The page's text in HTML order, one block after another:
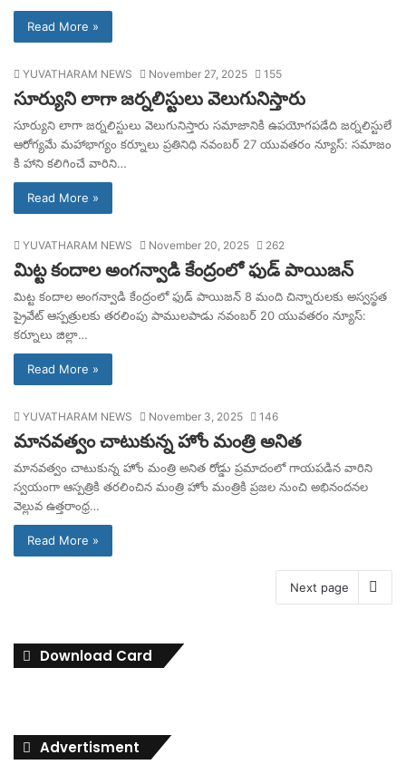
Read More »
YUVATHARAM NEWS November 27, 2025 155
సూర్యుని లాగా జర్నలిస్టులు వెలుగునిస్తారు
సూర్యుని లాగా జర్నలిస్టులు వెలుగునిస్తారు సమాజానికి ఉపయోగపడేది జర్నలిస్టులే
ఆరోగ్యమే మహాభాగ్యం కర్నూలు ప్రతినిధి నవంబర్ 27 యువతరం న్యూస్: సమాజం
కి హాని కలిగించే వారిని…
Read More »
YUVATHARAM NEWS November 20, 2025 262
మిట్ట కందాల అంగన్వాడి కేంద్రంలో ఫుడ్ పాయిజన్
మిట్ట కందాల అంగన్వాడి కేంద్రంలో ఫుడ్ పాయిజన్ 8 మంది చిన్నారులకు అస్వస్థత
ప్రైవేట్ ఆస్పత్రులకు తరలింపు పాములపాడు నవంబర్ 20 యువతరం న్యూస్:
కర్నూలు జిల్లా…
Read More »
YUVATHARAM NEWS November 3, 2025 146
మానవత్వం చాటుకున్న హోం మంత్రి అనిత
మానవత్వం చాటుకున్న హోం మంత్రి అనిత రోడ్డు ప్రమాదంలో గాయపడిన వారిని
స్వయంగా ఆస్పత్రికి తరలించిన మంత్రి హోం మంత్రికి ప్రజల నుంచి అభినందనల
వెల్లువ ఉత్తరాంధ్ర…
Read More »
Next page
Download Card
Advertisment